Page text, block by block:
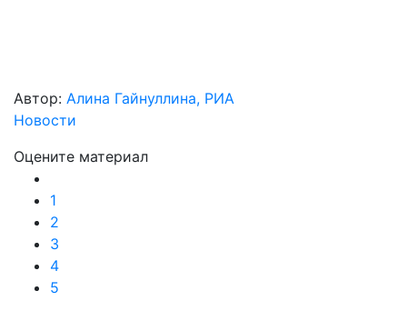
Автор: Алина Гайнуллина, РИА
Новости
Оцените материал
1
2
3
4
5